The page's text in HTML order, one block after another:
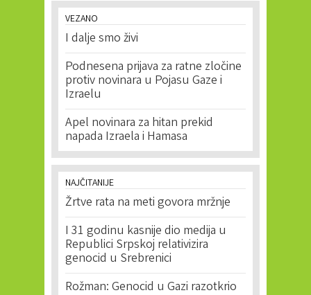
VEZANO
I dalje smo živi
Podnesena prijava za ratne zločine
protiv novinara u Pojasu Gaze i
Izraelu
Apel novinara za hitan prekid
napada Izraela i Hamasa
NAJČITANIJE
Žrtve rata na meti govora mržnje
I 31 godinu kasnije dio medija u
Republici Srpskoj relativizira
genocid u Srebrenici
Rožman: Genocid u Gazi razotkrio